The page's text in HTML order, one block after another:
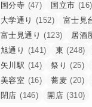
国分寺 (47) 国立市 (16)
大学通り (152) 富士見
富士見通り (123) 居酒
旭通り (141) 東 (248)
矢川駅 (14) 祭り (25)
美容室 (16) 蕎麦 (20)
閉店 (146) 開店 (310)